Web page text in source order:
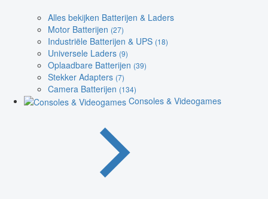
Alles bekijken Batterijen & Laders
Motor Batterijen (27)
Industriële Batterijen & UPS (18)
Universele Laders (9)
Oplaadbare Batterijen (39)
Stekker Adapters (7)
Camera Batterijen (134)
Consoles & Videogames